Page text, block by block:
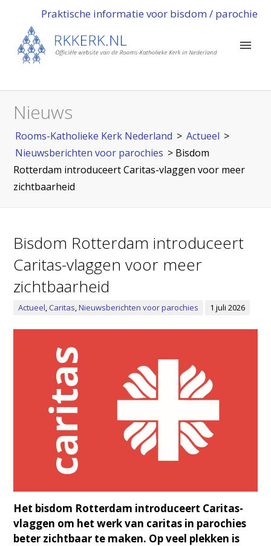
Praktische informatie voor bisdom / parochie
Nieuws
Rooms-Katholieke Kerk Nederland > Actueel >
Nieuwsberichten voor parochies > Bisdom
Rotterdam introduceert Caritas-vlaggen voor meer
zichtbaarheid
Bisdom Rotterdam introduceert
Caritas-vlaggen voor meer
zichtbaarheid
Actueel,Caritas,Nieuwsberichten voor parochies 1 juli 2026
Het bisdom Rotterdam introduceert Caritas-
vlaggen om het werk van caritas in parochies
beter zichtbaar te maken. Op veel plekken is